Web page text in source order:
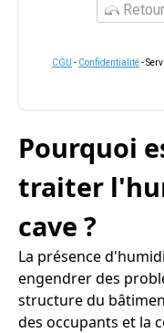
CGU - Confidentialité-
Pourquoi
traiter
cave ?
La présence
engendrer des
structure du
des occupants et la